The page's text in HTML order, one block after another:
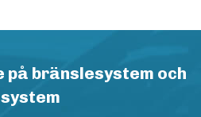
på bränslesystem och